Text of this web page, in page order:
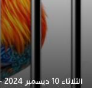
الثلاثاء 10 ديسمبر 2024 - 4:54